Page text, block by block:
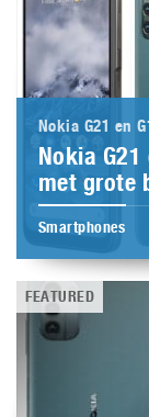
Nokia G21 en
Nokia
met grote
Smartphones
FEATURED